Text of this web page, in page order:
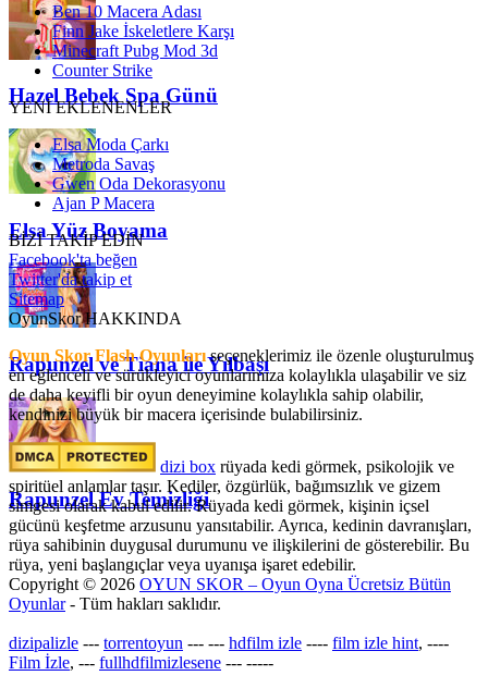
Hazel Bebek Spa Günü
Elsa Yüz Boyama
Rapunzel ve Tiana ile Yılbaşı
Rapunzel Ev Temizliği
Ben 10 Macera Adası
Finn Jake İskeletlere Karşı
Minecraft Pubg Mod 3d
Counter Strike
YENİ EKLENENLER
Elsa Moda Çarkı
Metroda Savaş
Gwen Oda Dekorasyonu
Ajan P Macera
BİZİ TAKİP EDİN
Facebook'ta beğen
Twitter'da takip et
Sitemap
OyunSkor HAKKINDA
Oyun Skor Flash Oyunlarıseçeneklerimiz ile özenle oluşturulmuş
en eğlenceli ve sürükleyici oyunlarımıza kolaylıkla ulaşabilir ve siz
de daha keyifli bir oyun deneyimine kolaylıkla sahip olabilir,
kendinizi büyük bir macera içerisinde bulabilirsiniz.
dizi box rüyada kedi görmek​, psikolojik ve
spiritüel anlamlar taşır. Kediler, özgürlük, bağımsızlık ve gizem
simgesi olarak kabul edilir. Rüyada kedi görmek, kişinin içsel
gücünü keşfetme arzusunu yansıtabilir. Ayrıca, kedinin davranışları,
rüya sahibinin duygusal durumunu ve ilişkilerini de gösterebilir. Bu
rüya, yeni başlangıçlar veya uyanışa işaret edebilir.
Copyright © 2026 OYUN SKOR – Oyun Oyna Ücretsiz Bütün
Oyunlar- Tüm hakları saklıdır.
dizipalizle --- torrentoyun --- --- hdfilm izle ---- film izle hint, ----
Film İzle, --- fullhdfilmizlesene --- -----